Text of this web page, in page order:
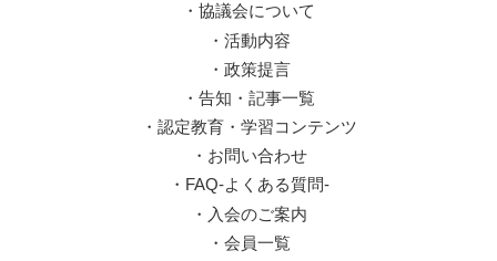
・ 協議会について
・ 活動内容
・ 政策提言
・ 告知・記事一覧
・ 認定教育・学習コンテンツ
・ お問い合わせ
・ FAQ-よくある質問-
・ 入会のご案内
・ 会員一覧